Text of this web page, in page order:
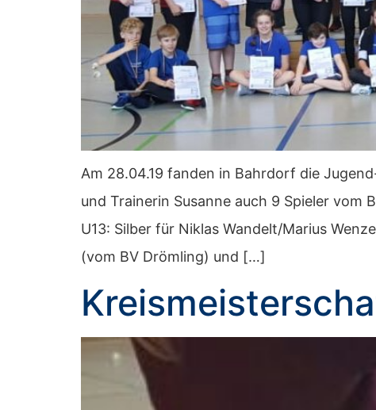
Am 28.04.19 fanden in Bahrdorf die
und Trainerin Susanne auch 9 Spieler vom
U13: Silber für Niklas Wandelt/Marius
(vom BV Drömling) und […]